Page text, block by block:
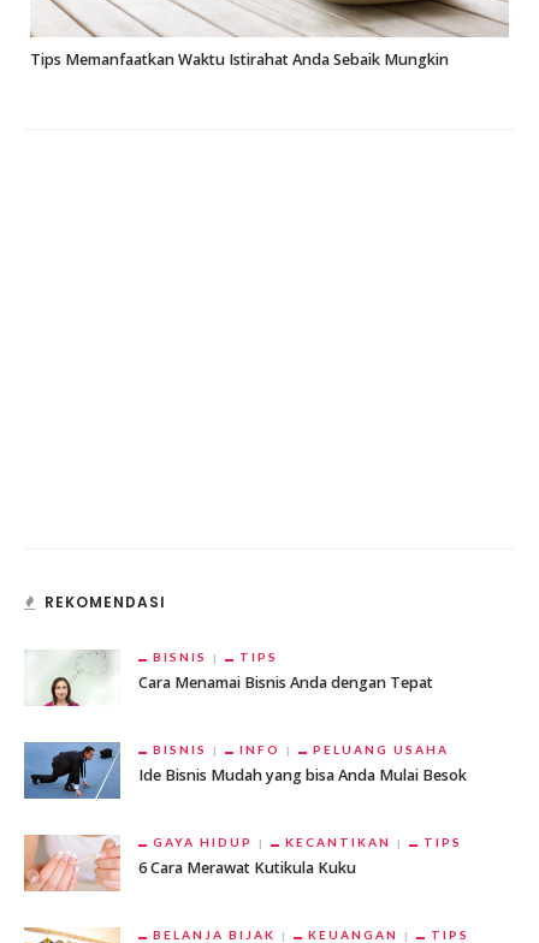
Tips Memanfaatkan Waktu Istirahat Anda Sebaik Mungkin
REKOMENDASI
BISNIS TIPS
Cara Menamai Bisnis Anda dengan Tepat
BISNIS INFO PELUANG USAHA
Ide Bisnis Mudah yang bisa Anda Mulai Besok
GAYA HIDUP KECANTIKAN TIPS
6 Cara Merawat Kutikula Kuku
BELANJA BIJAK KEUANGAN TIPS